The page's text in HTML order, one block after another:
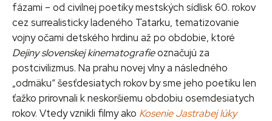
fázami – od civilnej poetiky mestských sídlisk 60. rokov
cez surrealisticky ladeného Tatarku, tematizovanie
vojny očami detského hrdinu až po obdobie, ktoré
Dejiny slovenskej kinematografieoznačujú za
postcivilizmus. Na prahu novej vlny a následného
„odmäku“ šesťdesiatych rokov by sme jeho poetiku len
ťažko prirovnali k neskoršiemu obdobiu osemdesiatych
rokov. Vtedy vznikli filmy ako Kosenie Jastrabej lúky